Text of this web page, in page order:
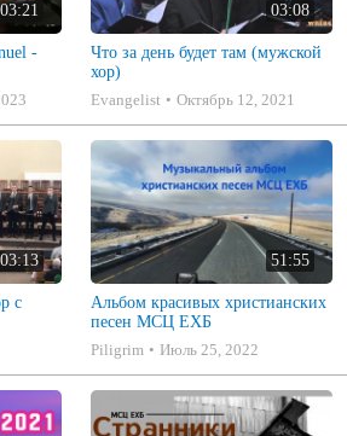
03:21
-
03:08
Что за день будет там (мужской
хор)
Evangelist
Октябрь 12, 2021
03:13
с
51:55
Альбом красивых христианских
песен МСЦ ЕХБ
Piligrim
Июль 25, 2022